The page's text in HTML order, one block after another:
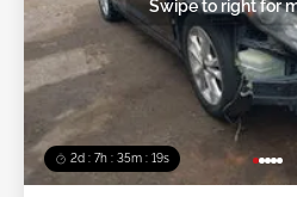
2d : 7h : 35m : 16s
Swipe to right for